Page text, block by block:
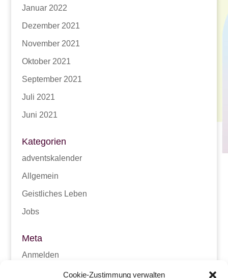
Cookie-Zustimmung verwalten
Januar 2022
Dezember 2021
November 2021
Oktober 2021
September 2021
Juli 2021
Juni 2021
Kategorien
adventskalender
Allgemein
Geistliches Leben
Jobs
Meta
Anmelden
Eintrags-Feed